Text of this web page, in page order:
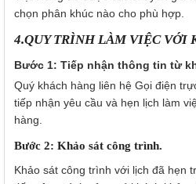
chọn phân khúc nào cho phù hợp.
4.QUY TRÌNH LÀM VIỆC VỚI
Bước 1: Tiếp nhận thông tin từ
Quý khách hàng liên hệ Gọi điện
tiếp nhận yêu cầu và hẹn lịch làm
hàng.
Bước 2: Khảo sát công trình.
Khảo sát công trình với lịch đã hẹn